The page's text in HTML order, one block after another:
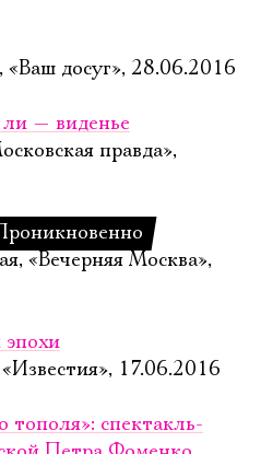
«Ваш досуг», 28.06.2016
— виденье
правда»,
«Вечерняя Москва»,
эпохи
17.06.2016
тополя»: спектакль-